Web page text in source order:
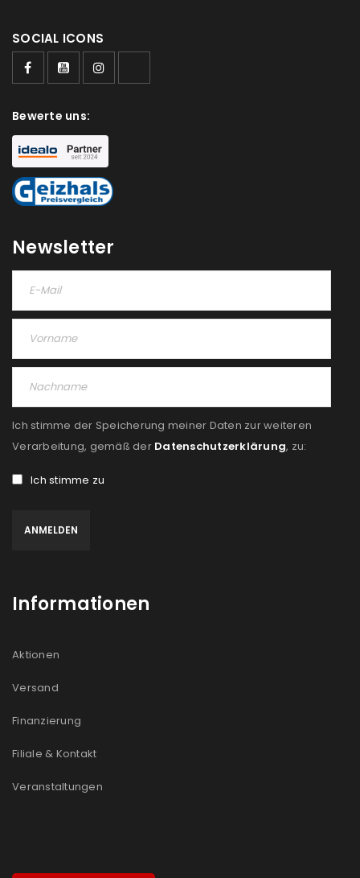
E-Mail-Adresse*
Ein Link zum Erstellen eines neuen Passworts wird an
deine E-Mail-Adresse gesendet.
NEWSLETTER ABONNIEREN
Ich stimme zu
Ja, ich möchte ein Kundenkonto eröffnen und
SOCIAL ICONS
Bewerte uns:
Newsletter
Ich stimme der Speicherung meiner Daten zur weiteren
Verarbeitung, gemäß der Datenschutzerklärung, zu:
Ich stimme zu
Informationen
Aktionen
Versand
Finanzierung
Filiale & Kontakt
Veranstaltungen